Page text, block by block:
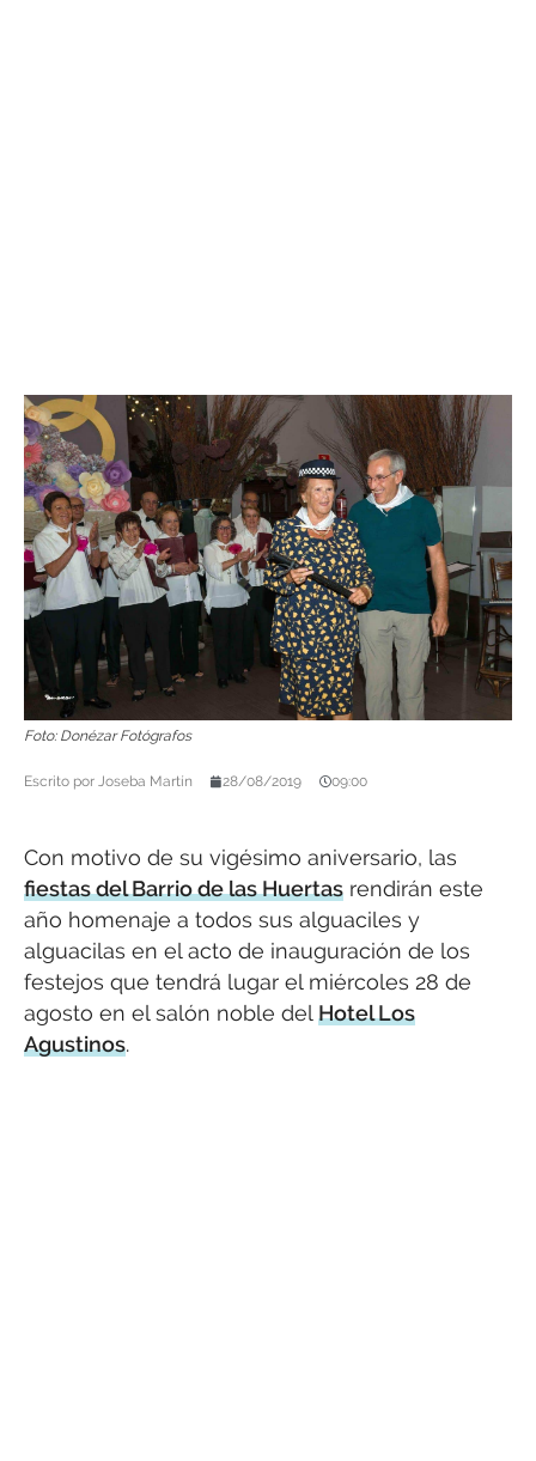
Foto: Donézar Fotógrafos
Escrito por Joseba Martín 28/08/2019 09:00
Con motivo de su vigésimo aniversario, las
fiestas del Barrio de las Huertas rendirán este
año homenaje a todos sus alguaciles y
alguacilas en el acto de inauguración de los
festejos que tendrá lugar el miércoles 28 de
agosto en el salón noble del Hotel Los
Agustinos.